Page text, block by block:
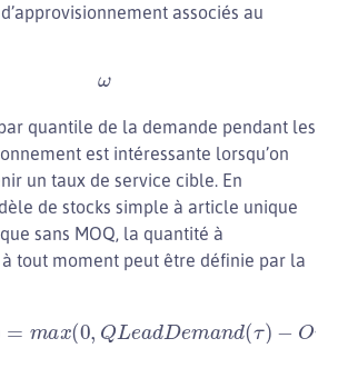
associés au
ω
quantile de la demande pendant les
est intéressante lorsqu’on
un taux de service cible. En
de stocks simple à article unique
sans MOQ, la quantité à
tout moment peut être définie par la
)=max( 0,QLeadDemand(τ)
nHand− OnOrder)